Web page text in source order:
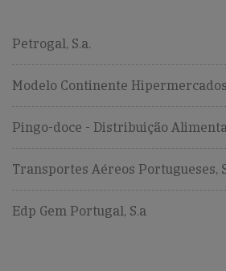
Petrogal, S.a.
Modelo Continente Hipermercados
Pingo-doce - Distribuição
Transportes Aéreos Portugueses,
Edp Gem Portugal, S.a